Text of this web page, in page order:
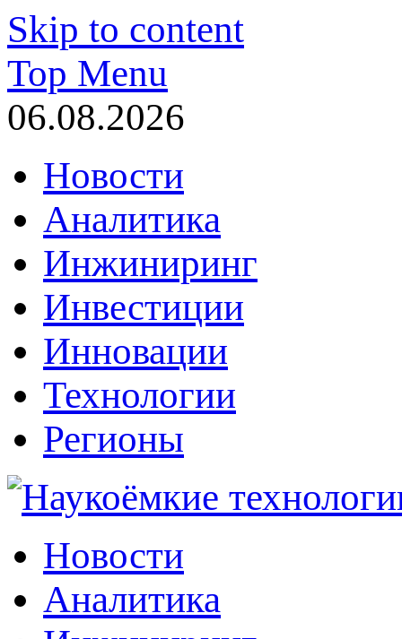
Skip to content
Top Menu
06.08.2026
Новости
Аналитика
Инжиниринг
Инвестиции
Инновации
Технологии
Регионы
Наукоёмкие технологии: инжиниринг, инвестиции, инновации
Новости
Аналитика